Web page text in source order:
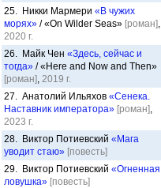
25. Никки Мармери «В чужих
морях» / «On Wilder Seas» [роман],
2020 г.
26. Майк Чен «Здесь, сейчас и
тогда» / «Here and Now and Then»
[роман], 2019 г.
27. Анатолий Ильяхов «Сенека.
Наставник императора» [роман],
2023 г.
28. Виктор Потиевский «Мага
уводит стаю» [повесть]
29. Виктор Потиевский «Огненная
ловушка» [повесть]